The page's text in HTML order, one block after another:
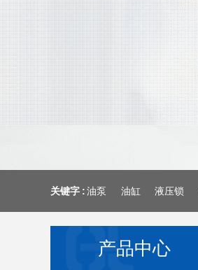
关键字 :油泵 油缸 液压锁
产品中心